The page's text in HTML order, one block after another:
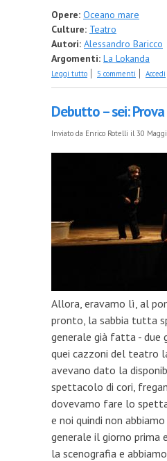
Opere: Oceano mare
Culture: Teatro
Autori: Alessandro Baricco
Argomenti: La Lokanda
Leggi tutto su Debutto – Sette:
5 commenti Accedi
Debutto – sei:
Inviato da Enrico Rotelli il 30
Allora, eravamo lì, al
pronto, la sabbia tutta
generale già fatta - due
quei cazzoni del teatro
avevano dato la
spettacolo di cori,
dovevamo fare lo
e noi quindi non
generale il giorno prima
la scenografia e